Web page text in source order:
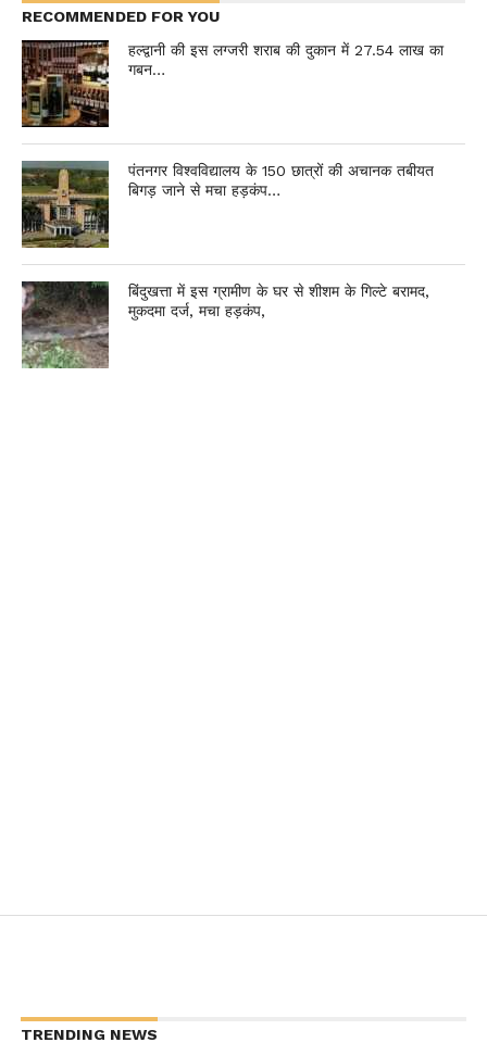
RECOMMENDED FOR YOU
हल्द्वानी की इस लग्जरी शराब की दुकान में 27.54 लाख का
गबन…
पंतनगर विश्वविद्यालय के 150 छात्रों की अचानक तबीयत
बिगड़ जाने से मचा हड़कंप…
बिंदुखत्ता में इस ग्रामीण के घर से शीशम के गिल्टे बरामद,
मुकदमा दर्ज, मचा हड़कंप,
TRENDING NEWS